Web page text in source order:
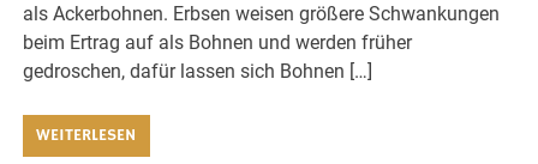
als Ackerbohnen. Erbsen weisen größere Schwankungen
beim Ertrag auf als Bohnen und werden früher
gedroschen, dafür lassen sich Bohnen […]
WEITERLESEN